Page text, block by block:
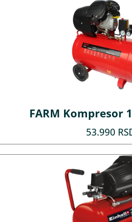
FARM Kompresor
53.990